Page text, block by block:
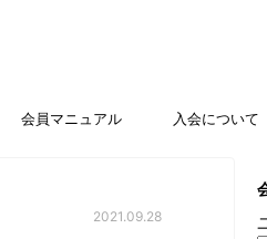
会員マニュアル 入会について
2021.09.28